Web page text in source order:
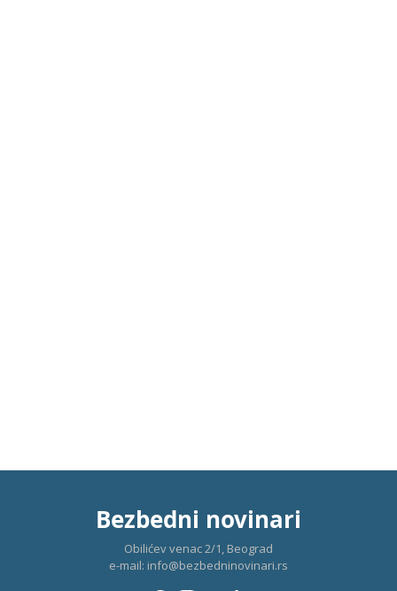
Bezbedni novinari
Obilićev venac 2/1, Beograd
e-mail: info@bezbedninovinari.rs